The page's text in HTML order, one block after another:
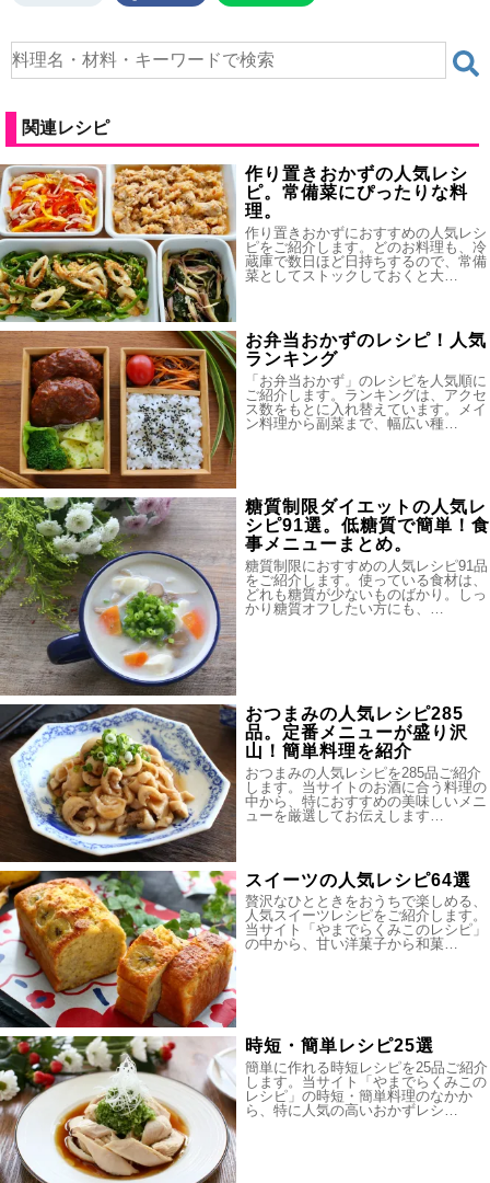
関連レシピ
作り置きおかずの人気レシ
ピ。常備菜にぴったりな料
理。
作り置きおかずにおすすめの人気レシ
ピをご紹介します。どのお料理も、冷
蔵庫で数日ほど日持ちするので、常備
菜としてストックしておくと大…
お弁当おかずのレシピ！人気
ランキング
「お弁当おかず」のレシピを人気順に
ご紹介します。ランキングは、アクセ
ス数をもとに入れ替えています。メイ
ン料理から副菜まで、幅広い種…
糖質制限ダイエットの人気レ
シピ91選。低糖質で簡単！食
事メニューまとめ。
糖質制限におすすめの人気レシピ91品
をご紹介します。使っている食材は、
どれも糖質が少ないものばかり。しっ
かり糖質オフしたい方にも、…
おつまみの人気レシピ285
品。定番メニューが盛り沢
山！簡単料理を紹介
おつまみの人気レシピを285品ご紹介
します。当サイトのお酒に合う料理の
中から、特におすすめの美味しいメニ
ューを厳選してお伝えします…
スイーツの人気レシピ64選
贅沢なひとときをおうちで楽しめる、
人気スイーツレシピをご紹介します。
当サイト「やまでらくみこのレシピ」
の中から、甘い洋菓子から和菓…
時短・簡単レシピ25選
簡単に作れる時短レシピを25品ご紹介
します。当サイト「やまでらくみこの
レシピ」の時短・簡単料理のなかか
ら、特に人気の高いおかずレシ…